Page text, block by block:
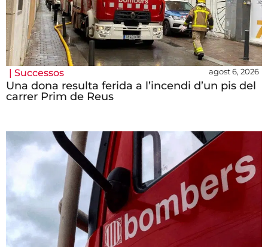
| Successos agost 6, 2026
Una dona resulta ferida a l’incendi d’un pis del
carrer Prim de Reus